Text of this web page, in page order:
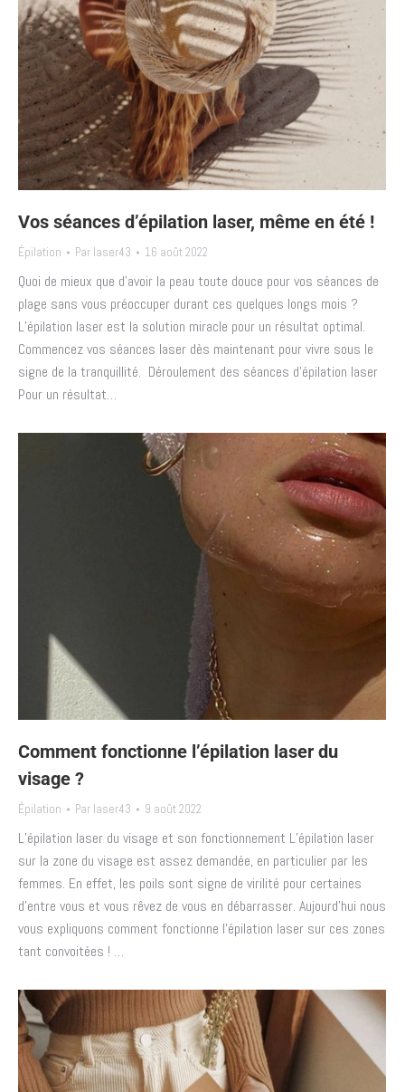
Vos séances d’épilation laser, même en été !
Épilation Par laser43 16 août 2022
Quoi de mieux que d’avoir la peau toute douce pour vos séances de
plage sans vous préoccuper durant ces quelques longs mois ?
L’épilation laser est la solution miracle pour un résultat optimal.
Commencez vos séances laser dès maintenant pour vivre sous le
signe de la tranquillité. Déroulement des séances d’épilation laser
Pour un résultat…
Comment fonctionne l’épilation laser du
visage ?
Épilation Par laser43 9 août 2022
L’épilation laser du visage et son fonctionnement L’épilation laser
sur la zone du visage est assez demandée, en particulier par les
femmes. En effet, les poils sont signe de virilité pour certaines
d’entre vous et vous rêvez de vous en débarrasser. Aujourd’hui nous
vous expliquons comment fonctionne l’épilation laser sur ces zones
tant convoitées ! …